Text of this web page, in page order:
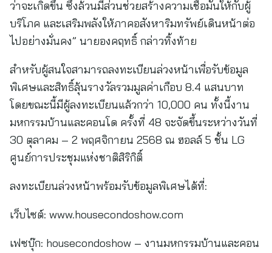
ว่าจะเกิดขึ้น ซึ่งล้วนมีส่วนช่วยสร้างความเชื่อมั่นให้กับผู้
บริโภค และเสริมพลังให้ภาคอสังหาริมทรัพย์เดินหน้าต่อ
ไปอย่างมั่นคง” นายองคฤทธิ์ กล่าวทิ้งท้าย
สำหรับผู้สนใจสามารถลงทะเบียนล่วงหน้าเพื่อรับข้อมูล
พิเศษและสิทธิ์ลุ้นรางวัลรวมมูลค่าเกือบ 8.4 แสนบาท
โดยขณะนี้มีผู้ลงทะเบียนแล้วกว่า 10,000 คน ทั้งนี้งาน
มหกรรมบ้านและคอนโด ครั้งที่ 48 จะจัดขึ้นระหว่างวันที่
30 ตุลาคม – 2 พฤศจิกายน 2568 ณ ฮอลล์ 5 ชั้น LG
ศูนย์การประชุมแห่งชาติสิริกิติ์
ลงทะเบียนล่วงหน้าพร้อมรับข้อมูลพิเศษได้ที่:
เว็บไซต์: www.housecondoshow.com
เฟซบุ๊ก: housecondoshow – งานมหกรรมบ้านและคอน